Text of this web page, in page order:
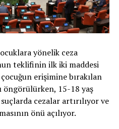
yönelik ceza
teklifinin ilk iki maddesi
erişimine bırakılan
öngörülürken, 15-18 yaş
cezalar artırılıyor ve
önü açılıyor.